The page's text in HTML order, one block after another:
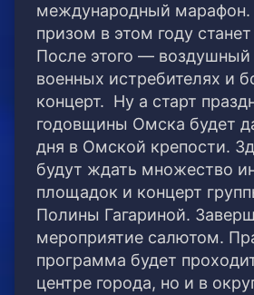
международный марафон.
призом в этом году
После этого — воздушный
военных истребителях и
концерт. Ну а старт
годовщины Омска будет
дня в Омской крепости.
будут ждать множество
площадок и концерт
Полины Гагариной.
мероприятие салютом.
программа будет
центре города, но и в